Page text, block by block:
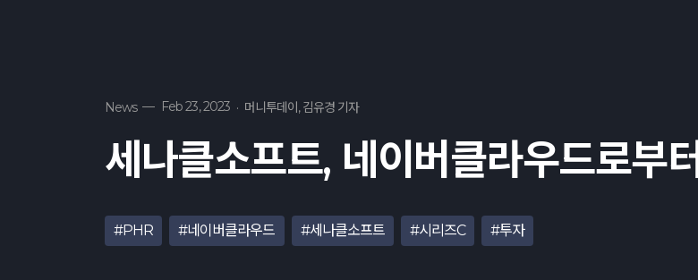
News — Feb 23, 2023 · 머니투데이, 김유경 기자
세나클소프트, 네이버클라우드로부
#PHR #네이버클라우드 #세나클소프트 #시리즈C #투자